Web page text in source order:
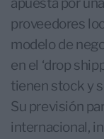
proveedores
modelo de
en el ‘drop
tienen stock y
Su previsión
internacional,